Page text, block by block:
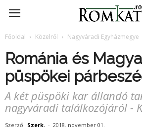
RomKat.ro
Főoldal Közelről Nagyváradi Egyházmegye
Románia és
püspökei
A két püspöki kar állandó
nagyváradi találkozójáról -
Szerző: Szerk. - 2018. november 01.